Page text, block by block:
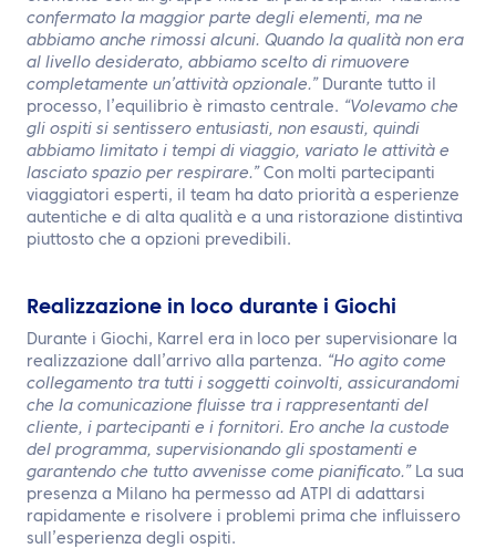
confermato la maggior parte degli elementi, ma ne
abbiamo anche rimossi alcuni. Quando la qualità non era
al livello desiderato, abbiamo scelto di rimuovere
completamente un’attività opzionale.” Durante tutto il
processo, l’equilibrio è rimasto centrale. “Volevamo che
gli ospiti si sentissero entusiasti, non esausti, quindi
abbiamo limitato i tempi di viaggio, variato le attività e
lasciato spazio per respirare.” Con molti partecipanti
viaggiatori esperti, il team ha dato priorità a esperienze
autentiche e di alta qualità e a una ristorazione distintiva
piuttosto che a opzioni prevedibili.
Realizzazione in loco durante i Giochi
Durante i Giochi, Karrel era in loco per supervisionare la
realizzazione dall’arrivo alla partenza. “Ho agito come
collegamento tra tutti i soggetti coinvolti, assicurandomi
che la comunicazione fluisse tra i rappresentanti del
cliente, i partecipanti e i fornitori. Ero anche la custode
del programma, supervisionando gli spostamenti e
garantendo che tutto avvenisse come pianificato.” La sua
presenza a Milano ha permesso ad ATPI di adattarsi
rapidamente e risolvere i problemi prima che influissero
sull’esperienza degli ospiti.